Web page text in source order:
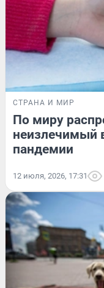
СТРАНА И МИР
По миру
неизлечимый
пандемии
12 июля, 2026, 17:31